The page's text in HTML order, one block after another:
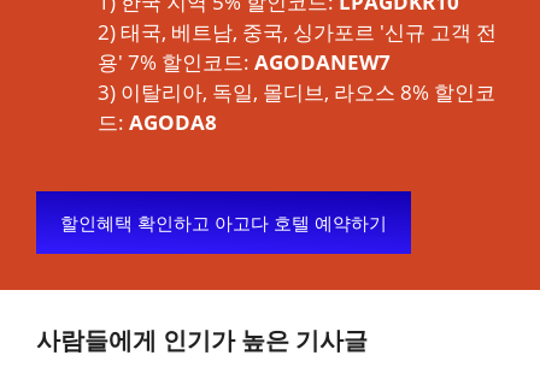
2) 태국, 베트남, 중국, 싱가포르 '신규 고객 전
용' 7% 할인코드: AGODANEW7
3) 이탈리아, 독일, 몰디브, 라오스 8% 할인코
드: AGODA8
할인혜택 확인하고 아고다 호텔 예약하기
사람들에게 인기가 높은 기사글